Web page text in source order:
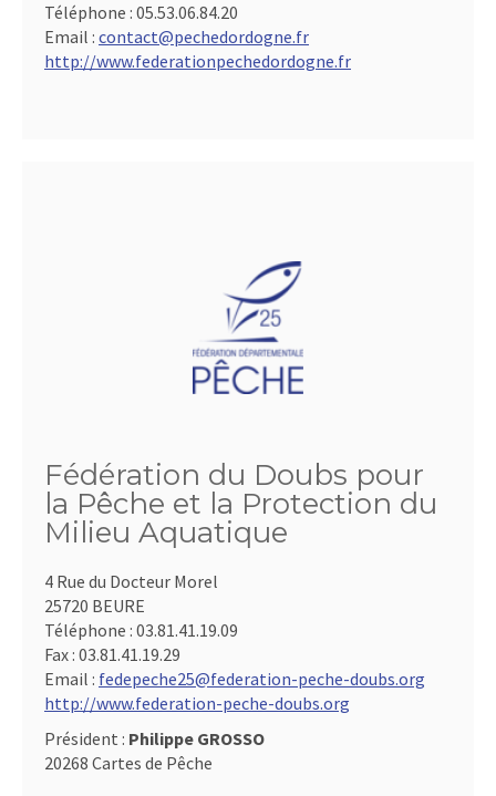
Téléphone : 05.53.06.84.20
Email : contact@pechedordogne.fr
http://www.federationpechedordogne.fr
Fédération du Doubs pour
la Pêche et la Protection du
Milieu Aquatique
4 Rue du Docteur Morel
25720 BEURE
Téléphone : 03.81.41.19.09
Fax : 03.81.41.19.29
Email : fedepeche25@federation-peche-doubs.org
http://www.federation-peche-doubs.org
Président : Philippe GROSSO
20268 Cartes de Pêche